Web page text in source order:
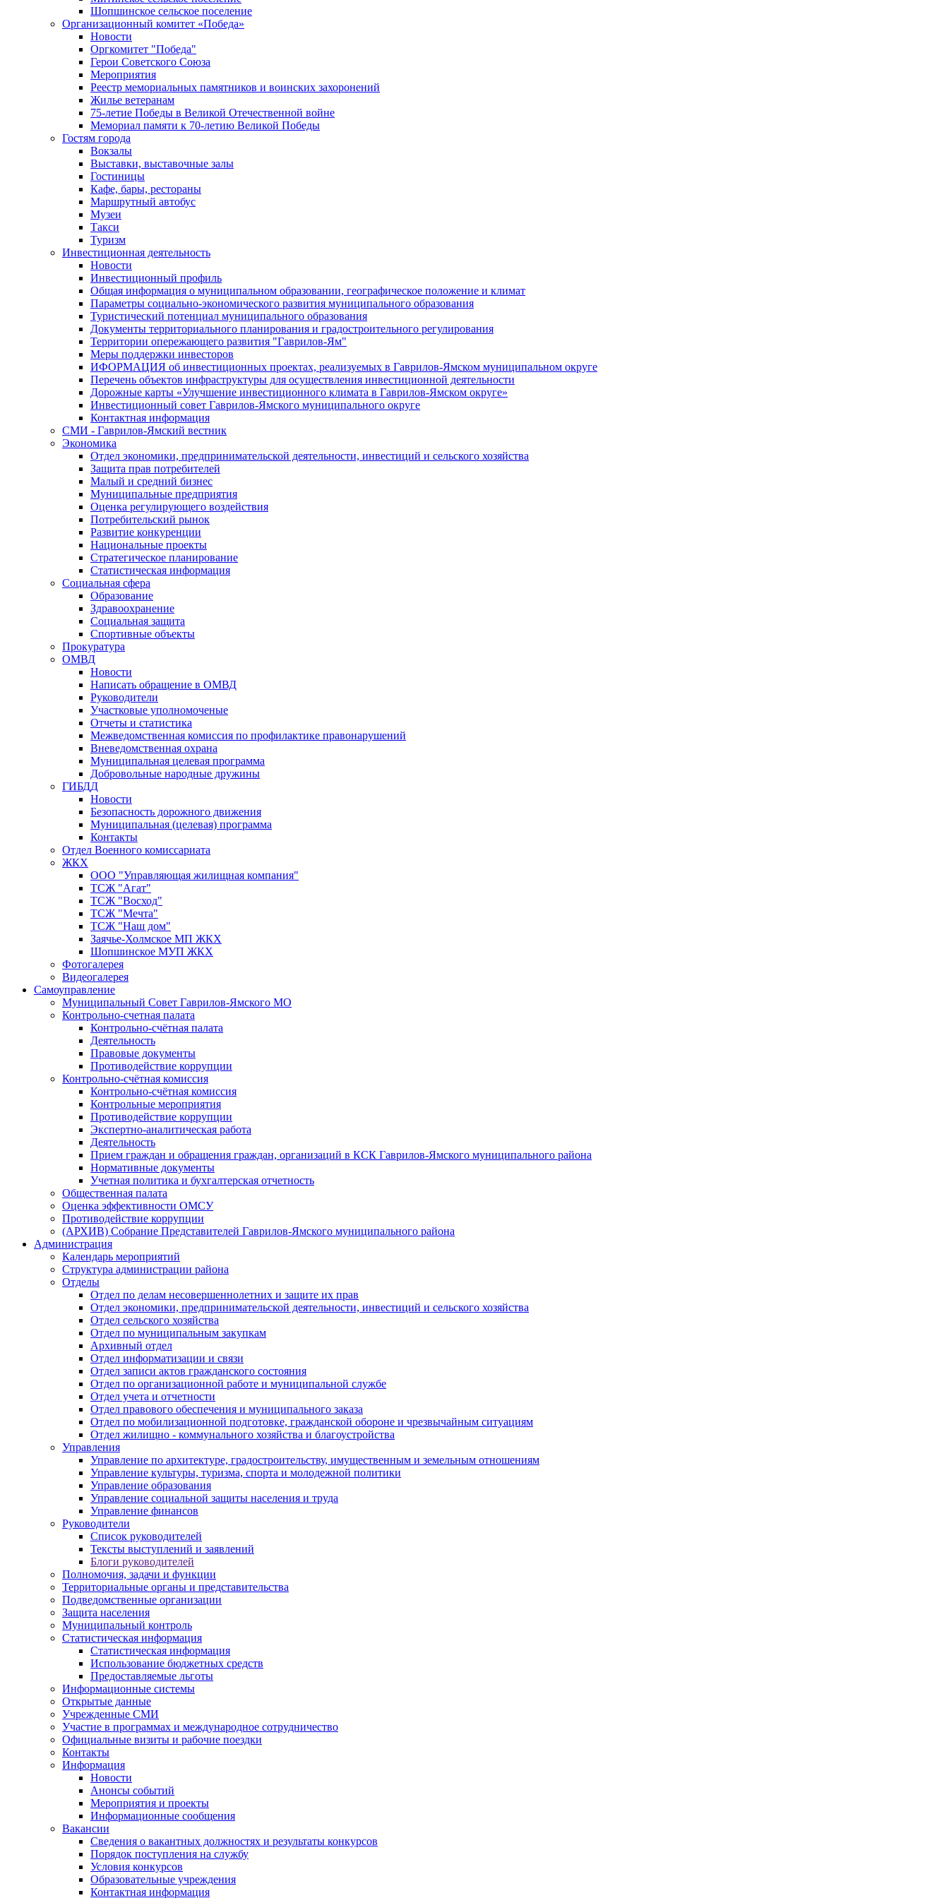
Шопшинское сельское поселение
Организационный комитет «Победа»
Новости
Оргкомитет "Победа"
Герои Советского Союза
Мероприятия
Реестр мемориальных памятников и воинских захоронений
Жилье ветеранам
75-летие Победы в Великой Отечественной войне
Мемориал памяти к 70-летию Великой Победы
Гостям города
Вокзалы
Выставки, выставочные залы
Гостиницы
Кафе, бары, рестораны
Маршрутный автобус
Музеи
Такси
Туризм
Инвестиционная деятельность
Новости
Инвестиционный профиль
Общая информация о муниципальном образовании, географическое положение и климат
Параметры социально-экономического развития муниципального образования
Туристический потенциал муниципального образования
Документы территориального планирования и градостроительного регулирования
Территории опережающего развития "Гаврилов-Ям"
Меры поддержки инвесторов
ИФОРМАЦИЯ об инвестиционных проектах, реализуемых в Гаврилов-Ямском муниципальном округе
Перечень объектов инфраструктуры для осуществления инвестиционной деятельности
Дорожные карты «Улучшение инвестиционного климата в Гаврилов-Ямском округе»
Инвестиционный совет Гаврилов-Ямского муниципального округе
Контактная информация
СМИ - Гаврилов-Ямский вестник
Экономика
Отдел экономики, предпринимательской деятельности, инвестиций и сельского хозяйства
Защита прав потребителей
Малый и средний бизнес
Муниципальные предприятия
Оценка регулирующего воздействия
Потребительский рынок
Развитие конкуренции
Национальные проекты
Стратегическое планирование
Статистическая информация
Социальная сфера
Образование
Здравоохранение
Социальная защита
Спортивные объекты
Прокуратура
ОМВД
Новости
Написать обращение в ОМВД
Руководители
Участковые уполномоченые
Отчеты и статистика
Межведомственная комиссия по профилактике правонарушений
Вневедомственная охрана
Муниципальная целевая программа
Добровольные народные дружины
ГИБДД
Новости
Безопасность дорожного движения
Муниципальная (целевая) программа
Контакты
Отдел Военного комиссариата
ЖКХ
ООО "Управляющая жилищная компания"
ТСЖ "Агат"
ТСЖ "Восход"
ТСЖ "Мечта"
ТСЖ "Наш дом"
Заячье-Холмское МП ЖКХ
Шопшинское МУП ЖКХ
Фотогалерея
Видеогалерея
Самоуправление
Муниципальный Совет Гаврилов-Ямского МО
Контрольно-счетная палата
Контрольно-счётная палата
Деятельность
Правовые документы
Противодействие коррупции
Контрольно-счётная комиссия
Контрольно-счётная комиссия
Контрольные мероприятия
Противодействие коррупции
Экспертно-аналитическая работа
Деятельность
Прием граждан и обращения граждан, организаций в КСК Гаврилов-Ямского муниципального района
Нормативные документы
Учетная политика и бухгалтерская отчетность
Общественная палата
Оценка эффективности ОМСУ
Противодействие коррупции
(АРХИВ) Собрание Представителей Гаврилов-Ямского муниципального района
Администрация
Календарь мероприятий
Структура администрации района
Отделы
Отдел по делам несовершеннолетних и защите их прав
Отдел экономики, предпринимательской деятельности, инвестиций и сельского хозяйства
Отдел сельского хозяйства
Отдел по муниципальным закупкам
Архивный отдел
Отдел информатизации и связи
Отдел записи актов гражданского состояния
Отдел по организационной работе и муниципальной службе
Отдел учета и отчетности
Отдел правового обеспечения и муниципального заказа
Отдел по мобилизационной подготовке, гражданской обороне и чрезвычайным ситуациям
Отдел жилищно - коммунального хозяйства и благоустройства
Управления
Управление по архитектуре, градостроительству, имущественным и земельным отношениям
Управление культуры, туризма, спорта и молодежной политики
Управление образования
Управление социальной защиты населения и труда
Управление финансов
Руководители
Список руководителей
Тексты выступлений и заявлений
Блоги руководителей
Полномочия, задачи и функции
Территориальные органы и представительства
Подведомственные организации
Защита населения
Муниципальный контроль
Статистическая информация
Статистическая информация
Использование бюджетных средств
Предоставляемые льготы
Информационные системы
Открытые данные
Учрежденные СМИ
Участие в программах и международное сотрудничество
Официальные визиты и рабочие поездки
Контакты
Информация
Новости
Анонсы событий
Мероприятия и проекты
Информационные сообщения
Вакансии
Сведения о вакантных должностях и результаты конкурсов
Порядок поступления на службу
Условия конкурсов
Образовательные учреждения
Контактная информация